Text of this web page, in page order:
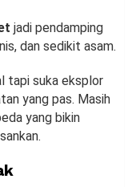
jadi pendamping
dan sedikit asam.
tapi suka eksplor
yang pas. Masih
yang bikin